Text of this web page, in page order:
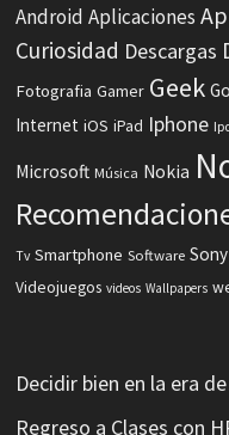
Android Aplicaciones
Curiosidad Descargas
Fotografia Gamer Geek
Internet iOS iPad Iphone
Microsoft Música Nokia
Tv Smartphone Software Sony
Videojuegos videos Wallpapers
Decidir bien en la era
Regreso a Clases con